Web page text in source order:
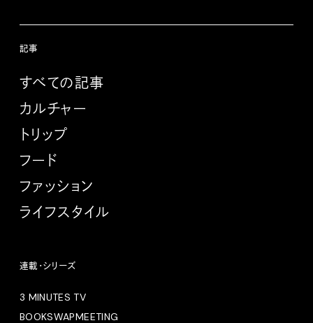
記事
すべての記事
カルチャー
トリップ
フード
ファッション
ライフスタイル
連載・シリーズ
3 MINUTES TV
BOOKSWAPMEETING